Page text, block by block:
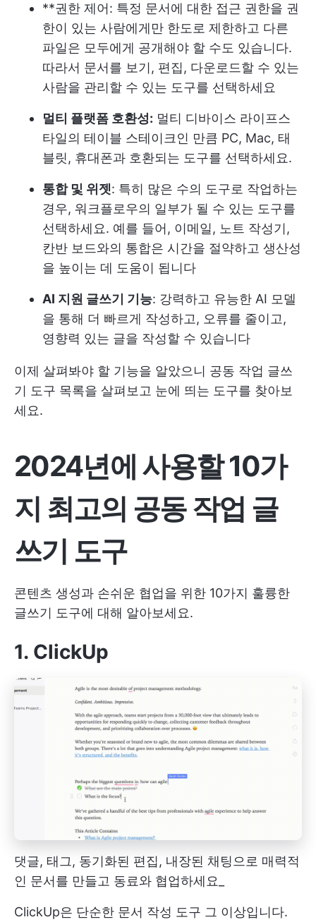
**권한 제어: 특정 문서에 대한 접근 권한을 권
한이 있는 사람에게만 한도로 제한하고 다른
파일은 모두에게 공개해야 할 수도 있습니다.
따라서 문서를 보기, 편집, 다운로드할 수 있는
사람을 관리할 수 있는 도구를 선택하세요
멀티 플랫폼 호환성: 멀티 디바이스 라이프스
타일의 테이블 스테이크인 만큼 PC, Mac, 태
블릿, 휴대폰과 호환되는 도구를 선택하세요.
통합 및 위젯: 특히 많은 수의 도구로 작업하는
경우, 워크플로우의 일부가 될 수 있는 도구를
선택하세요. 예를 들어, 이메일, 노트 작성기,
칸반 보드와의 통합은 시간을 절약하고 생산성
을 높이는 데 도움이 됩니다
AI 지원 글쓰기 기능: 강력하고 유능한 AI 모델
을 통해 더 빠르게 작성하고, 오류를 줄이고,
영향력 있는 글을 작성할 수 있습니다
이제 살펴봐야 할 기능을 알았으니 공동 작업 글쓰
기 도구 목록을 살펴보고 눈에 띄는 도구를 찾아보
세요.
2024년에 사용할 10가
지 최고의 공동 작업 글
쓰기 도구
콘텐츠 생성과 손쉬운 협업을 위한 10가지 훌륭한
글쓰기 도구에 대해 알아보세요.
1. ClickUp
댓글, 태그, 동기화된 편집, 내장된 채팅으로 매력적
인 문서를 만들고 동료와 협업하세요_
ClickUp은 단순한 문서 작성 도구 그 이상입니다.